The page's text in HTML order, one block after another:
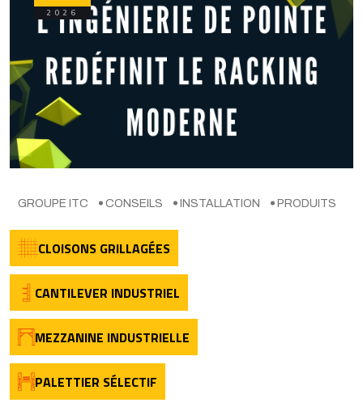
2026
GROUPE ITC CONSEILS INSTALLATION PRODUITS
CLOISONS GRILLAGÉES
CANTILEVER INDUSTRIEL
MEZZANINE INDUSTRIELLE
PALETTIER SÉLECTIF